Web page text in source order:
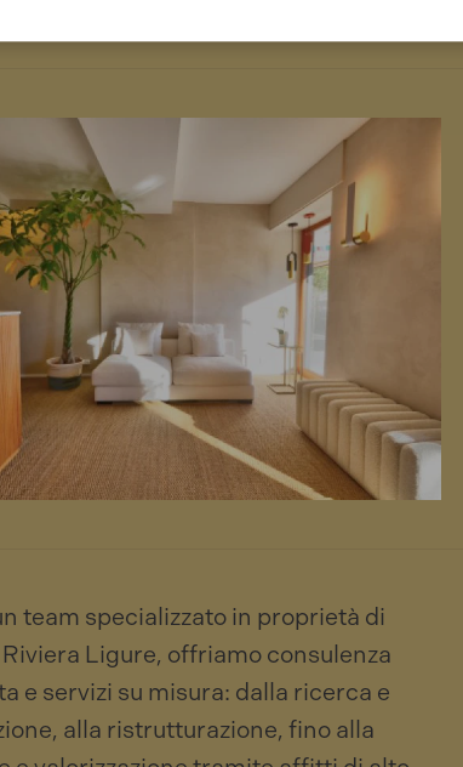
team specializzato in proprietà di
Riviera Ligure, offriamo consulenza
e servizi su misura: dalla ricerca e
alla ristrutturazione, fino alla